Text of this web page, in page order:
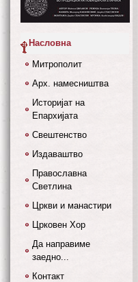
Насловна
Митрополит
Арх. намесништва
Историјат на
Епархијата
Свештенство
Издаваштво
Православна
Светлина
Цркви и манастири
Црковен Хор
Да направиме
заедно...
Контакт